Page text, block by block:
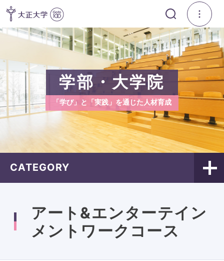
学部・大学院
「学び」と「実践」を通じた人材育成
CATEGORY
アート&エンターテイン
メントワークコース